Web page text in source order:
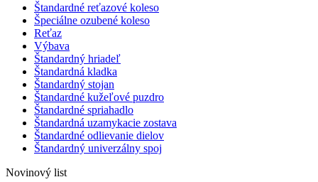
Štandardné reťazové koleso
Špeciálne ozubené koleso
Reťaz
Výbava
Štandardný hriadeľ
Štandardná kladka
Štandardný stojan
Štandardné kužeľové puzdro
Štandardné spriahadlo
Štandardná uzamykacie zostava
Štandardné odlievanie dielov
Štandardný univerzálny spoj
Novinový list